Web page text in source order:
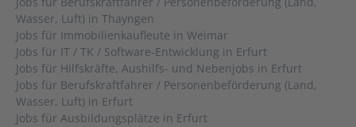
Wasser, Luft) in Thayngen
Jobs für Immobilienkaufleute in Weimar
Jobs für IT / TK / Software-Entwicklung in Erfurt
Jobs für Hilfskräfte, Aushilfs- und Nebenjobs in Erfurt
Jobs für Berufskraftfahrer / Personenbeförderung (Land,
Wasser, Luft) in Erfurt
Jobs für Ausbildungsplätze in Erfurt